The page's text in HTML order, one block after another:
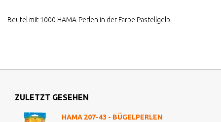
Beutel mit 1000 HAMA-Perlen in der Farbe Pastellgelb.
ZULETZT GESEHEN
HAMA 207-43 - BÜGELPERLEN